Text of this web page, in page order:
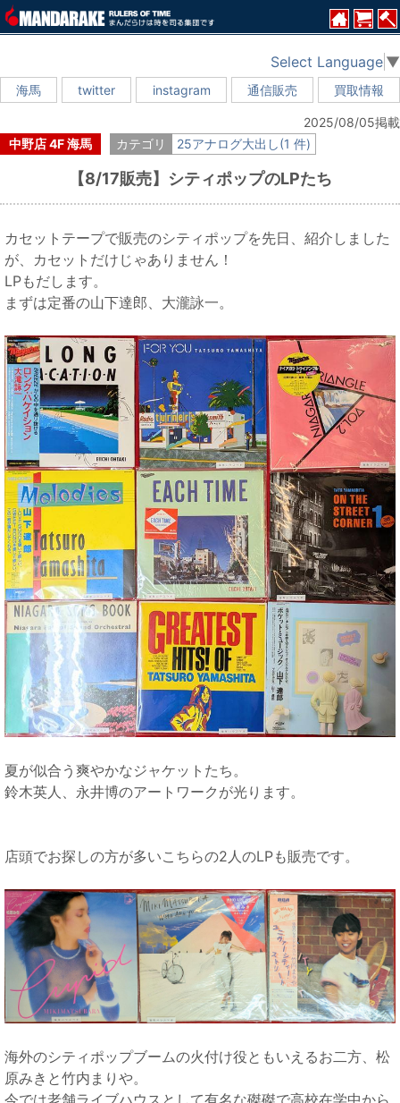
海馬 twitter instagram 通信販売 買取情報
Select Language ▼
中野店 4F 海馬 カテゴリ 25アナログ大出し(1 件)
2025/08/05掲載
【8/17販売】シティポップのLPたち
カセットテープで販売のシティポップを先日、紹介しました
が、カセットだけじゃありません！
LPもだします。
まずは定番の山下達郎、大瀧詠一。
夏が似合う爽やかなジャケットたち。
鈴木英人、永井博のアートワークが光ります。
店頭でお探しの方が多いこちらの2人のLPも販売です。
海外のシティポップブームの火付け役ともいえるお二方、松
原みきと竹内まりや。
今では老舗ライブハウスとして有名な磔磔で高校在学中から